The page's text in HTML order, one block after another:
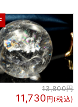
13,800円
11,730円(税込)